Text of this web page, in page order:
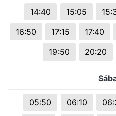
14:40
15:05
16:50
17:15 17:40
19:50
20:20
05:50 06:10